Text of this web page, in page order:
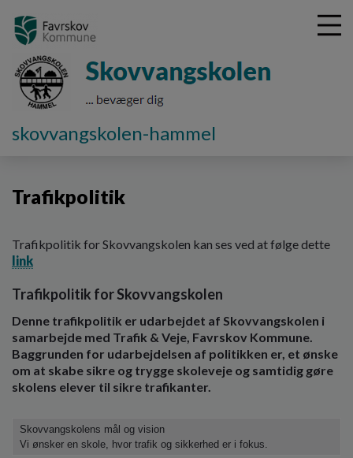
skovvangskolen-hammel
Værdigrundlag
Trafikpolitik
Trafikpolitik for Skovvangskolen kan ses ved at følge dette
link
Trafikpolitik for Skovvangskolen
Denne trafikpolitik er udarbejdet af Skovvangskolen i
samarbejde med Trafik & Veje, Favrskov Kommune.
Baggrunden for udarbejdelsen af politikken er, et ønske
om at skabe sikre og trygge skoleveje og samtidig gøre
skolens elever til sikre trafikanter.
Skovvangskolens mål og vision
Vi ønsker en skole, hvor trafik og sikkerhed er i fokus.